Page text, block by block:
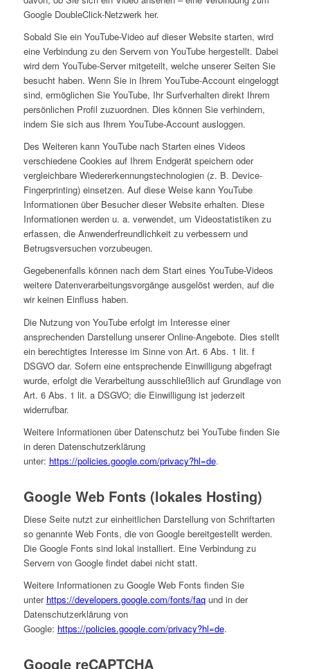
Google DoubleClick-Netzwerk her.
Sobald Sie ein YouTube-Video auf dieser Website starten, wird
eine Verbindung zu den Servern von YouTube hergestellt. Dabei
wird dem YouTube-Server mitgeteilt, welche unserer Seiten Sie
besucht haben. Wenn Sie in Ihrem YouTube-Account eingeloggt
sind, ermöglichen Sie YouTube, Ihr Surfverhalten direkt Ihrem
persönlichen Profil zuzuordnen. Dies können Sie verhindern,
indem Sie sich aus Ihrem YouTube-Account ausloggen.
Des Weiteren kann YouTube nach Starten eines Videos
verschiedene Cookies auf Ihrem Endgerät speichern oder
vergleichbare Wiedererkennungstechnologien (z. B. Device-
Fingerprinting) einsetzen. Auf diese Weise kann YouTube
Informationen über Besucher dieser Website erhalten. Diese
Informationen werden u. a. verwendet, um Videostatistiken zu
erfassen, die Anwenderfreundlichkeit zu verbessern und
Betrugsversuchen vorzubeugen.
Gegebenenfalls können nach dem Start eines YouTube-Videos
weitere Datenverarbeitungsvorgänge ausgelöst werden, auf die
wir keinen Einfluss haben.
Die Nutzung von YouTube erfolgt im Interesse einer
ansprechenden Darstellung unserer Online-Angebote. Dies stellt
ein berechtigtes Interesse im Sinne von Art. 6 Abs. 1 lit. f
DSGVO dar. Sofern eine entsprechende Einwilligung abgefragt
wurde, erfolgt die Verarbeitung ausschließlich auf Grundlage von
Art. 6 Abs. 1 lit. a DSGVO; die Einwilligung ist jederzeit
widerrufbar.
Weitere Informationen über Datenschutz bei YouTube finden Sie
in deren Datenschutzerklärung
unter: https://policies.google.com/privacy?hl=de.
Google Web Fonts (lokales Hosting)
Diese Seite nutzt zur einheitlichen Darstellung von Schriftarten
so genannte Web Fonts, die von Google bereitgestellt werden.
Die Google Fonts sind lokal installiert. Eine Verbindung zu
Servern von Google findet dabei nicht statt.
Weitere Informationen zu Google Web Fonts finden Sie
unter https://developers.google.com/fonts/faqund in der
Datenschutzerklärung von
Google: https://policies.google.com/privacy?hl=de.
Google reCAPTCHA